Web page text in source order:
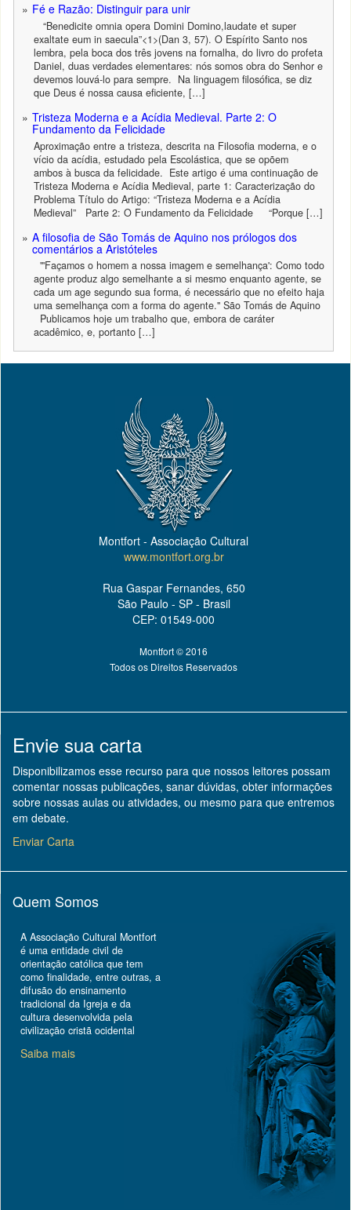
Fé e Razão: Distinguir para unir
“Benedicite omnia opera Domini Domino,laudate et super
exaltate eum in saecula”<1>(Dan 3, 57). O Espírito Santo nos
lembra, pela boca dos três jovens na fornalha, do livro do profeta
Daniel, duas verdades elementares: nós somos obra do Senhor e
devemos louvá-lo para sempre. Na linguagem filosófica, se diz
que Deus é nossa causa eficiente, […]
Tristeza Moderna e a Acídia Medieval. Parte 2: O
Fundamento da Felicidade
Aproximação entre a tristeza, descrita na Filosofia moderna, e o
vício da acídia, estudado pela Escolástica, que se opõem
ambos à busca da felicidade. Este artigo é uma continuação de
Tristeza Moderna e Acídia Medieval, parte 1: Caracterização do
Problema Título do Artigo: “Tristeza Moderna e a Acídia
Medieval” Parte 2: O Fundamento da Felicidade “Porque […]
A filosofia de São Tomás de Aquino nos prólogos dos
comentários a Aristóteles
"'Façamos o homem a nossa imagem e semelhança': Como todo
agente produz algo semelhante a si mesmo enquanto agente, se
cada um age segundo sua forma, é necessário que no efeito haja
uma semelhança com a forma do agente." São Tomás de Aquino
Publicamos hoje um trabalho que, embora de caráter
acadêmico, e, portanto […]
Montfort - Associação Cultural
www.montfort.org.br
Rua Gaspar Fernandes, 650
São Paulo - SP - Brasil
CEP: 01549-000
Montfort © 2016
Todos os Direitos Reservados
Envie sua carta
Disponibilizamos esse recurso para que nossos leitores possam
comentar nossas publicações, sanar dúvidas, obter informações
sobre nossas aulas ou atividades, ou mesmo para que entremos
em debate.
Enviar Carta
Quem Somos
A Associação Cultural Montfort
é uma entidade civil de
orientação católica que tem
como finalidade, entre outras, a
difusão do ensinamento
tradicional da Igreja e da
cultura desenvolvida pela
civilização cristã ocidental
Saiba mais